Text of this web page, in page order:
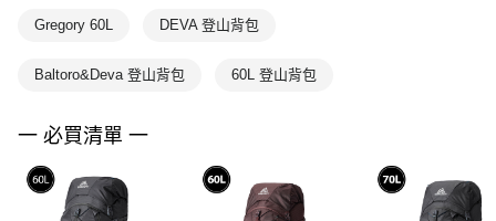
Gregory 60L DEVA 登山背包
Baltoro&Deva 登山背包 60L 登山背包
一 必買清單 一